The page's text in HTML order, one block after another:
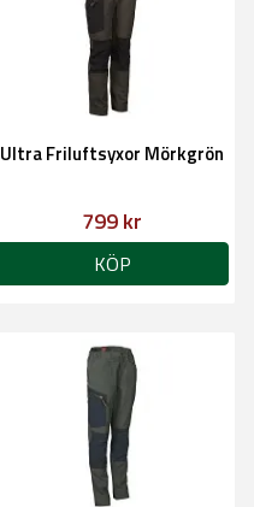
Ultra Friluftsyxor Mörkgrön
799 kr
KÖP